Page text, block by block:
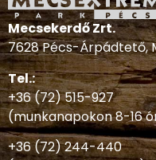
Mecsekerdő Zrt.
7628 Pécs-Árpádtető,
Tel.:
+36 (72) 515-927
(munkanapokon 8-16
+36 (72) 244-440